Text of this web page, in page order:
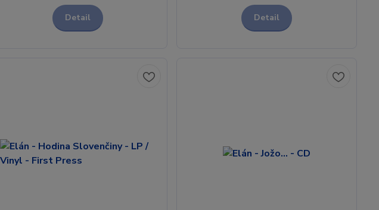
Detail Detail